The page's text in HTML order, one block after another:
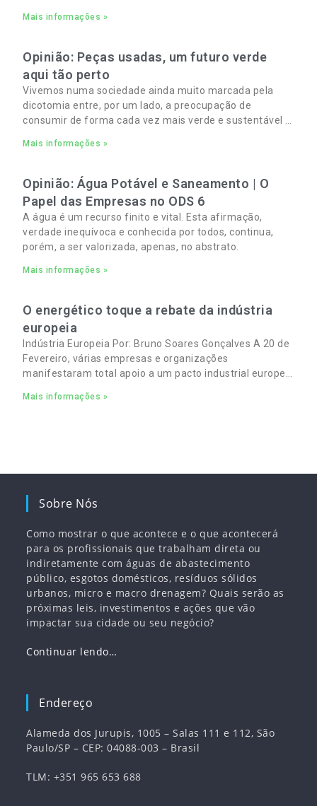
Mais informações »
Opinião: Peças usadas, um futuro verde
aqui tão perto
Vivemos numa sociedade ainda muito marcada pela
dicotomia entre, por um lado, a preocupação de
consumir de forma cada vez mais verde e sustentável e,
e familiares cada vez mais apertados.
Mais informações »
Opinião: Água Potável e Saneamento | O
Papel das Empresas no ODS 6
A água é um recurso finito e vital. Esta afirmação,
verdade inequívoca e conhecida por todos, continua,
porém, a ser valorizada, apenas, no abstrato.
Mais informações »
O energético toque a rebate da indústria
europeia
Indústria Europeia Por: Bruno Soares Gonçalves A 20 de
Fevereiro, várias empresas e organizações
manifestaram total apoio a um pacto industrial europeu
empregos
Mais informações »
Sobre Nós
Como mostrar o que acontece e o que acontecerá
para os profissionais que trabalham direta ou
indiretamente com águas de abastecimento
público, esgotos domésticos, resíduos sólidos
urbanos, micro e macro drenagem? Quais serão as
próximas leis, investimentos e ações que vão
impactar sua cidade ou seu negócio?
Continuar lendo…
Endereço
Alameda dos Jurupis, 1005 – Salas 111 e 112, São
Paulo/SP – CEP: 04088-003 – Brasil
TLM: +351 965 653 688